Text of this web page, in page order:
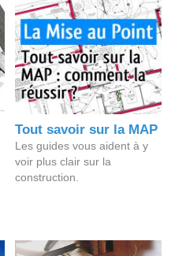
Tout savoir sur la MAP
Les guides vous aident à y
voir plus clair sur la
construction.